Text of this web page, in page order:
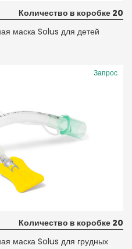
Количество в коробке 20
маска Solus для детей
Запрос
Количество в коробке 20
маска Solus для грудных